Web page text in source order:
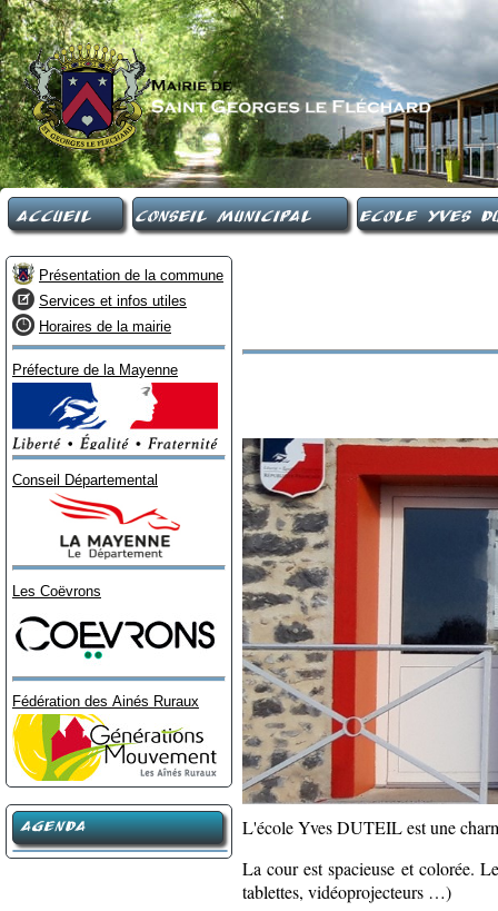
Accueil Conseil Municipal Ecole Yves
Présentation de la commune
Services et infos utiles
Horaires de la mairie
Préfecture de la Mayenne
Conseil Départemental
Les Coëvrons
Fédération des Ainés Ruraux
AGENDA
L'école Yves DUTEIL est une
La cour est spacieuse et colorée.
tablettes, vidéoprojecteurs …)